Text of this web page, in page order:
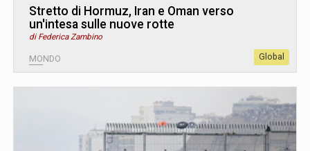
Stretto di Hormuz, Iran e Oman verso
un'intesa sulle nuove rotte
di Federica Zambino
MONDO Global